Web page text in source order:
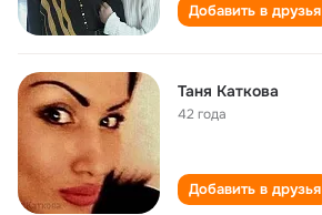
Добавить в друзья
Таня Каткова
42 года
Добавить в друзья